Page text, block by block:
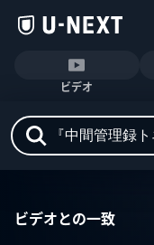
ビデオ
ビデオとの一致